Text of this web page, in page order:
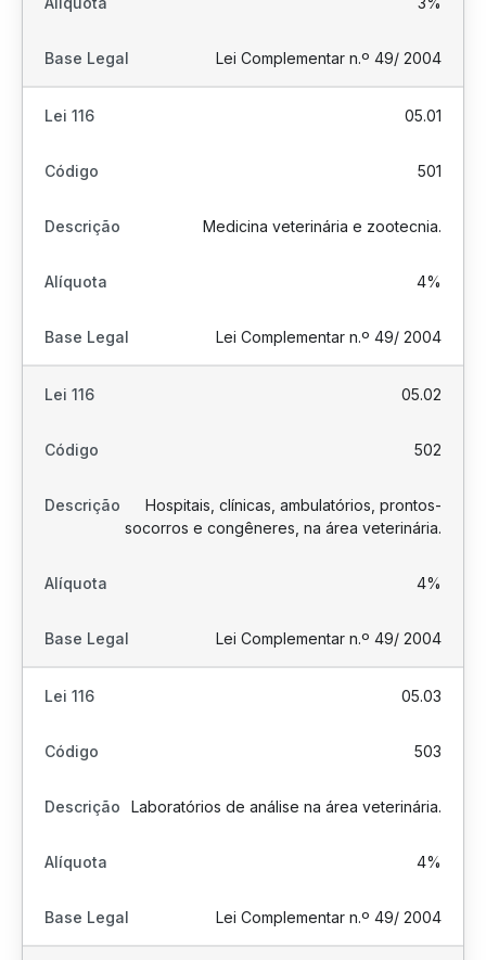
Lei Complementar n.º 49/ 2004
05.01
501
Medicina veterinária e zootecnia.
4%
Lei Complementar n.º 49/ 2004
05.02
502
Hospitais, clínicas, ambulatórios, prontos-
socorros e congêneres, na área veterinária.
4%
Lei Complementar n.º 49/ 2004
05.03
503
Laboratórios de análise na área veterinária.
4%
Lei Complementar n.º 49/ 2004